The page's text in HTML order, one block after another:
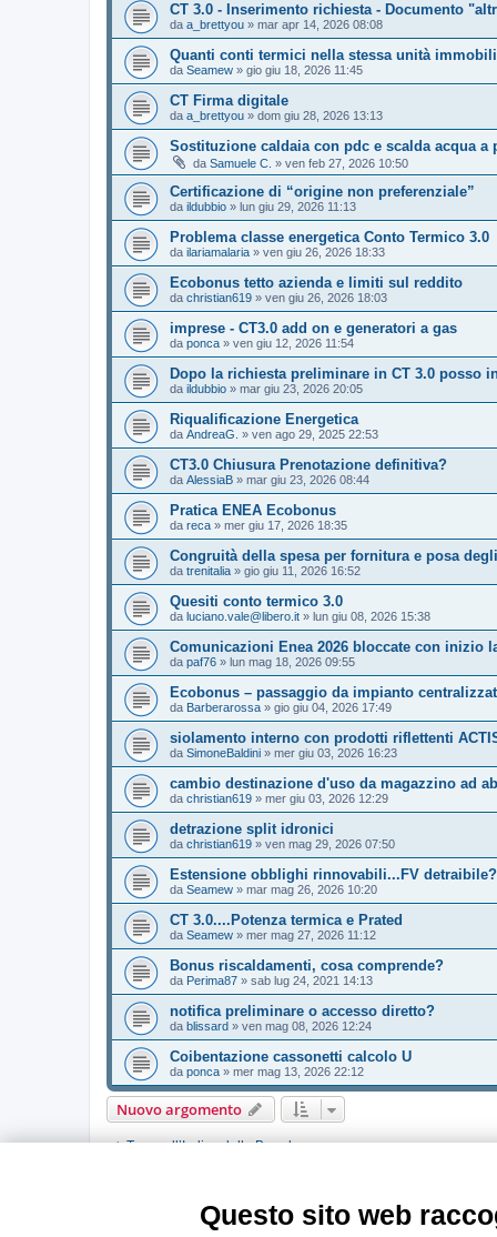
CT 3.0 - Inserimento richiesta - Documento
da a_brettyou » mar apr 14, 2026 08:08
Quanti conti termici nella stessa unità
da Seamew » gio giu 18, 2026 11:45
CT Firma digitale
da a_brettyou » dom giu 28, 2026 13:13
Sostituzione caldaia con pdc e scalda acqua a
da Samuele C. » ven feb 27, 2026 10:50
Certificazione di “origine non preferenziale”
da ildubbio » lun giu 29, 2026 11:13
Problema classe energetica Conto Termico 3.0
da ilariamalaria » ven giu 26, 2026 18:33
Ecobonus tetto azienda e limiti sul reddito
da christian619 » ven giu 26, 2026 18:03
imprese - CT3.0 add on e generatori a gas
da ponca » ven giu 12, 2026 11:54
Dopo la richiesta preliminare in CT 3.0 posso
da ildubbio » mar giu 23, 2026 20:05
Riqualificazione Energetica
da AndreaG. » ven ago 29, 2025 22:53
CT3.0 Chiusura Prenotazione definitiva?
da AlessiaB » mar giu 23, 2026 08:44
Pratica ENEA Ecobonus
da reca » mer giu 17, 2026 18:35
Congruità della spesa per fornitura e posa
da trenitalia » gio giu 11, 2026 16:52
Quesiti conto termico 3.0
da luciano.vale@libero.it » lun giu 08, 2026 15:38
Comunicazioni Enea 2026 bloccate con inizio
da paf76 » lun mag 18, 2026 09:55
Ecobonus – passaggio da impianto
da Barberarossa » gio giu 04, 2026 17:49
siolamento interno con prodotti riflettenti
da SimoneBaldini » mer giu 03, 2026 16:23
cambio destinazione d'uso da magazzino ad
da christian619 » mer giu 03, 2026 12:29
detrazione split idronici
da christian619 » ven mag 29, 2026 07:50
Estensione obblighi rinnovabili...FV detraibile?
da Seamew » mar mag 26, 2026 10:20
CT 3.0....Potenza termica e Prated
da Seamew » mer mag 27, 2026 11:12
Bonus riscaldamenti, cosa comprende?
da Perima87 » sab lug 24, 2021 14:13
notifica preliminare o accesso diretto?
da blissard » ven mag 08, 2026 12:24
Coibentazione cassonetti calcolo U
da ponca » mer mag 13, 2026 22:12
Nuovo argomento
Torna all’Indice della Board
aprire nuovi argomenti
rispondere negli argomenti
Questo sito web